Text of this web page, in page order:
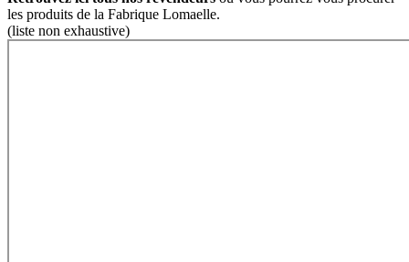
les produits de la Fabrique Lomaelle.
(liste non exhaustive)